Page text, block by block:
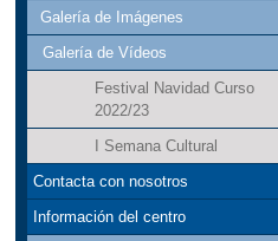
Galería de Imágenes
Galería de Vídeos
Festival Navidad Curso
2022/23
I Semana Cultural
Contacta con nosotros
Información del centro